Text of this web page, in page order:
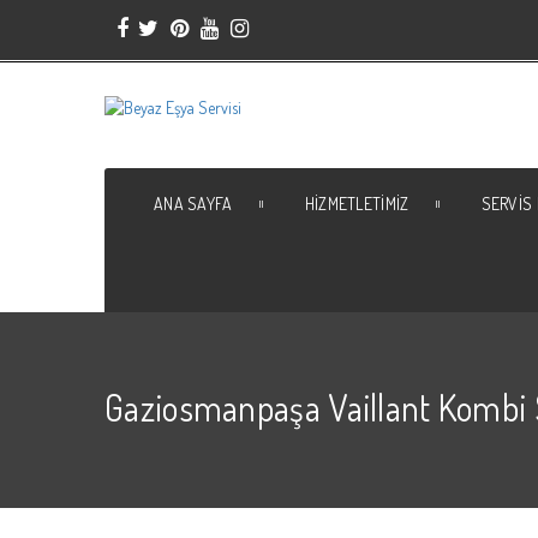
ANA SAYFA HIZMETLETIMIZ SERVIS
Gaziosmanpaşa Vaillant Kombi